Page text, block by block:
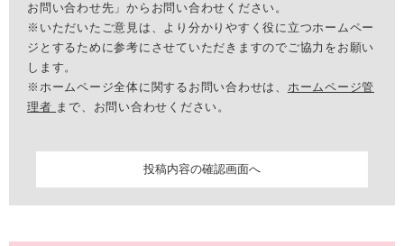
お問い合わせ先」からお問い合わせください。
※いただいたご意見は、より分かりやすく役に立つホームペー
ジとするために参考にさせていただきますのでご協力をお願い
します。
※ホームページ全体に関するお問い合わせは、 ホームページ管
理者 まで、お問い合わせください。